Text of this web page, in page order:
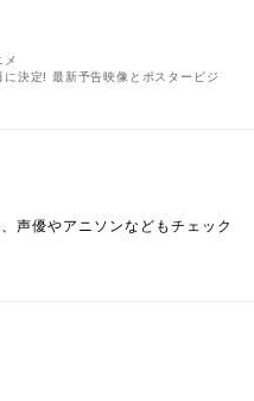
メ
に決定! 最新予告映像とポスタービジ
声優やアニソンなどもチェック